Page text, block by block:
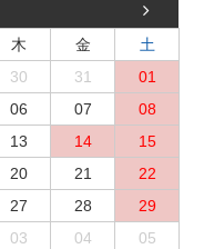
木 金
土
30 31
01
06 07
08
13 14
15
20 21
22
27 28
29
03 04 05